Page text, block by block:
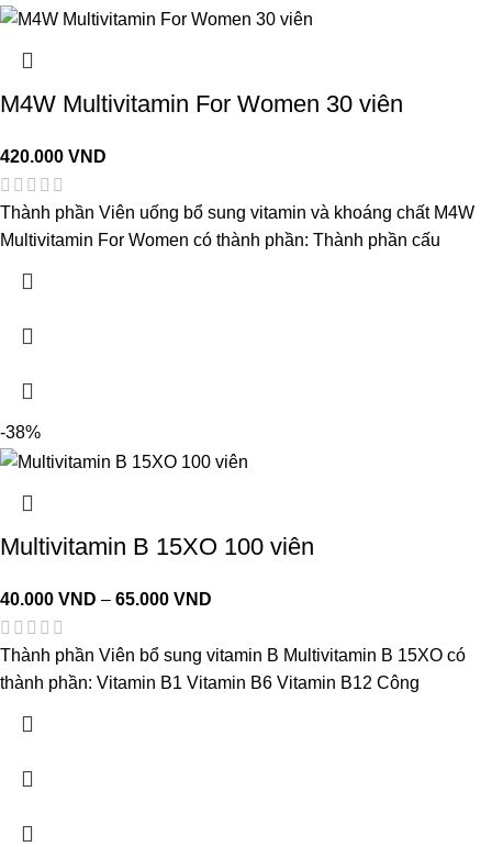
M4W Multivitamin For Women 30 viên
420.000VND
Thành phần Viên uống bổ sung vitamin và khoáng chất M4W
Multivitamin For Women có thành phần: Thành phần cấu
-38%
Multivitamin B 15XO 100 viên
40.000VND – 65.000VND
Thành phần Viên bổ sung vitamin B Multivitamin B 15XO có
thành phần: Vitamin B1 Vitamin B6 Vitamin B12 Công